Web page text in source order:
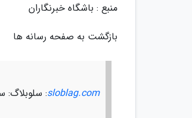
منبع : باشگاه خبرنگاران
بازگشت به صفحه رسانه ها
sloblag.com: سلوبلاگ: